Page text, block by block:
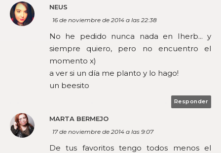
NEUS
16 de noviembre de 2014 a las 22:38
No he pedido nunca nada en Iherb... y
siempre quiero, pero no encuentro el
momento x)
a ver si un día me planto y lo hago!
un beesito
Responder
MARTA BERMEJO
17 de noviembre de 2014 a las 9:07
De tus favoritos tengo todos menos el